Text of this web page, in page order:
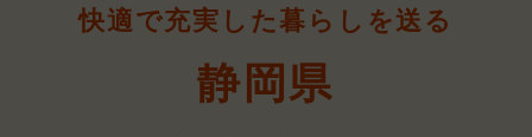
快適で充実した暮らしを送る
静岡県